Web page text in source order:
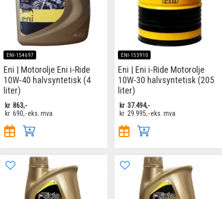
ENI-154697
Eni | Motorolje Eni i-Ride
10W-40 halvsyntetisk (4
liter)
kr 863,-
kr 690,-eks. mva
ENI-153910
Eni | Eni i-Ride Motorolje
10W-30 halvsyntetisk (205
liter)
kr 37.494,-
kr 29.995,-eks. mva